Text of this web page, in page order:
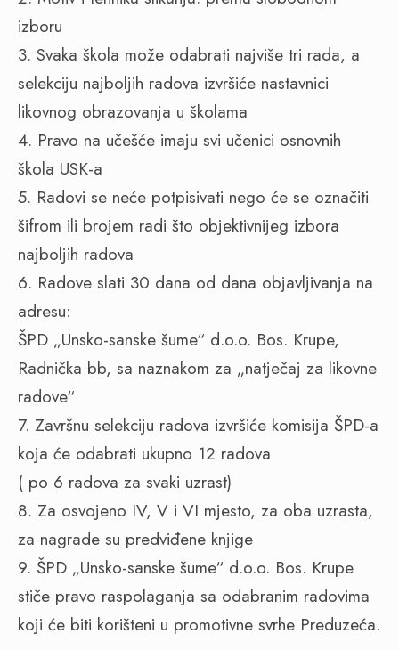
izboru
3. Svaka škola može odabrati najviše tri rada, a
selekciju najboljih radova izvršiće nastavnici
likovnog obrazovanja u školama
4. Pravo na učešće imaju svi učenici osnovnih
škola USK-a
5. Radovi se neće potpisivati nego će se označiti
šifrom ili brojem radi što objektivnijeg izbora
najboljih radova
6. Radove slati 30 dana od dana objavljivanja na
adresu:
ŠPD „Unsko-sanske šume“ d.o.o. Bos. Krupe,
Radnička bb, sa naznakom za „natječaj za likovne
radove“
7. Završnu selekciju radova izvršiće komisija ŠPD-a
koja će odabrati ukupno 12 radova
( po 6 radova za svaki uzrast)
8. Za osvojeno IV, V i VI mjesto, za oba uzrasta,
za nagrade su predviđene knjige
9. ŠPD „Unsko-sanske šume“ d.o.o. Bos. Krupe
stiče pravo raspolaganja sa odabranim radovima
koji će biti korišteni u promotivne svrhe Preduzeća.